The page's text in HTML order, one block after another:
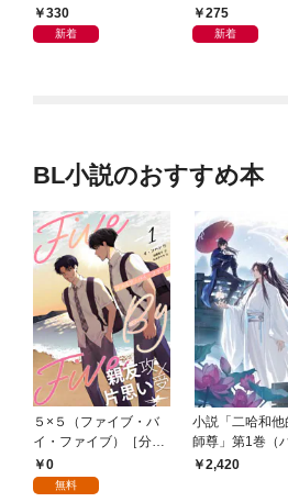
330
新着
275
新着
BL小説のおすすめ本
５×５（ファイブ・バ
イ・ファイブ）［分冊
版１］
0
無料
小説「二哈和他
師尊」第1巻（
ーとかれのしろ
2,420